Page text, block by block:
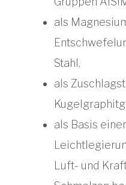
als
Stahl,
als
als Basis
Luft- und